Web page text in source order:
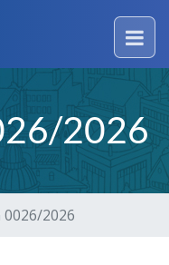
2026
2026